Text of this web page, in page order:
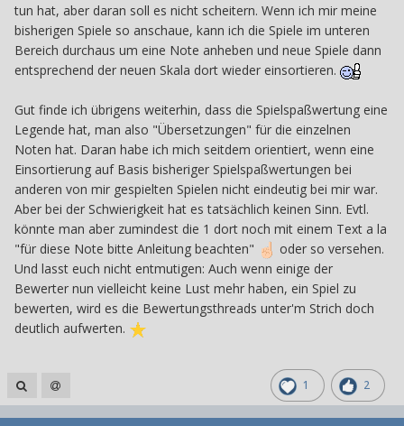
tun hat, aber daran soll es nicht scheitern. Wenn ich mir meine
bisherigen Spiele so anschaue, kann ich die Spiele im unteren
Bereich durchaus um eine Note anheben und neue Spiele dann
entsprechend der neuen Skala dort wieder einsortieren.
Gut finde ich übrigens weiterhin, dass die Spielspaßwertung eine
Legende hat, man also "Übersetzungen" für die einzelnen
Noten hat. Daran habe ich mich seitdem orientiert, wenn eine
Einsortierung auf Basis bisheriger Spielspaßwertungen bei
anderen von mir gespielten Spielen nicht eindeutig bei mir war.
Aber bei der Schwierigkeit hat es tatsächlich keinen Sinn. Evtl.
könnte man aber zumindest die 1 dort noch mit einem Text a la
"für diese Note bitte Anleitung beachten"
oder so versehen.
Und lasst euch nicht entmutigen: Auch wenn einige der
Bewerter nun vielleicht keine Lust mehr haben, ein Spiel zu
bewerten, wird es die Bewertungsthreads unter'm Strich doch
deutlich aufwerten.
1 2